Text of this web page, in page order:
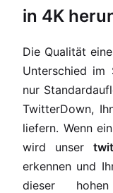
in 4K
Die Qualität
Unterschied im
nur
TwitterDown,
liefern. Wenn
wird unser
erkennen und
dieser